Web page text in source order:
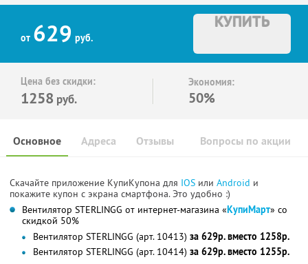
от 629 руб.
КУПИТЬ
Цена без скидки:
1258 руб.
Экономия:
50%
Основное Отзывы Вопросы по акции
Адреса
Скачайте приложение КупиКупона для IOS или Android и
покажите купон с экрана смартфона. Это удобно :)
Вентилятор STERLINGG от интернет-магазина «КупиМарт» со
скидкой 50%
Вентилятор STERLINGG (арт. 10413) за 629р. вместо 1258р.
Вентилятор STERLINGG (арт. 10414) за 629р. вместо 1255р.